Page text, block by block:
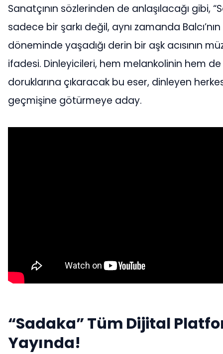
Sanatçının sözlerinden de anlaşılacağı gibi,
sadece bir şarkı değil, aynı zamanda
döneminde yaşadığı derin bir aşk acısının
ifadesi. Dinleyicileri, hem melankolinin hem
doruklarına çıkaracak bu eser, dinleyen
geçmişine götürmeye aday.
“Sadaka” Tüm Dijital
Yayında!